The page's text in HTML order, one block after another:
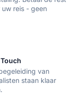
uw reis - geen
van
staan klaar